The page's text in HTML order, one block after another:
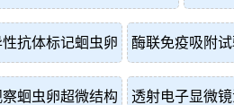
抗体标记蛔虫卵 酶联免疫吸附
蛔虫卵超微结构 透射电子显微